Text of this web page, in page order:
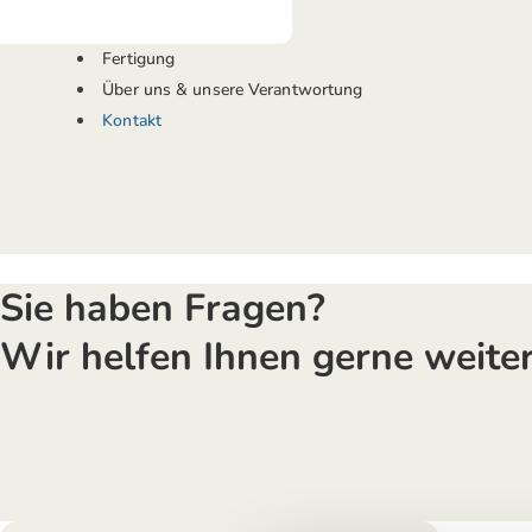
Fertigung
Über uns & unsere Verantwortung
Kontakt
Sie haben Fragen?
Wir helfen Ihnen gerne